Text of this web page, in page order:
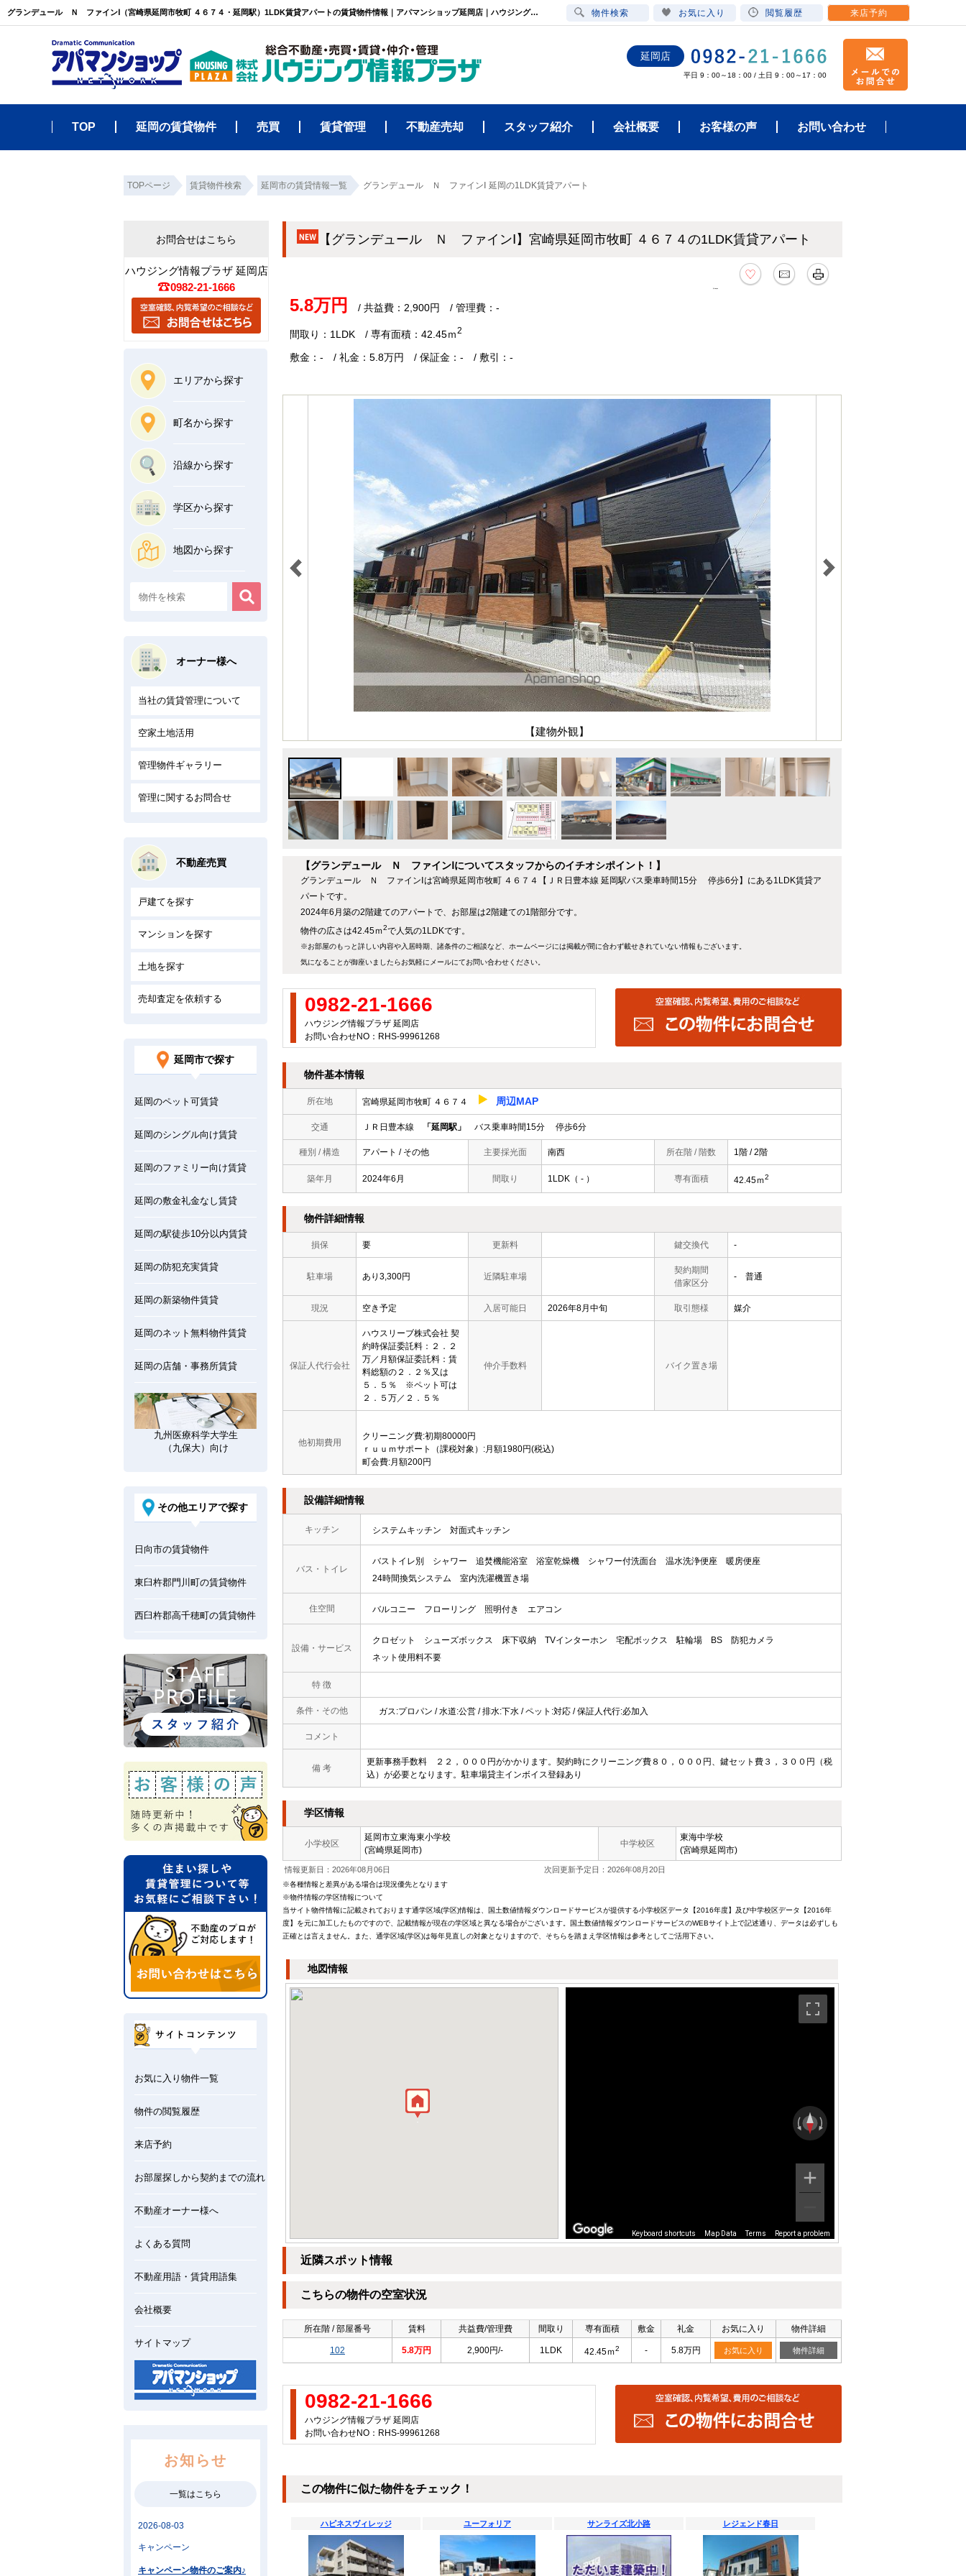
グランデュール Ｎ ファインⅠ（宮崎県延岡市牧町 ４６７４・延岡駅）1LDK賃貸アパートの賃貸物件情報｜アパマンショップ延岡店｜ハウジング情報プラザ
延岡店
平日 9：00～18：00 / 土日 9：00～17：00
TOP 延岡の賃貸物件 売買 賃貸管理 不動産売却 スタッフ紹介 会社概要 お客様の声 お問い合わせ
TOPページ 賃貸物件検索 延岡市の賃貸情報一覧 グランデュール Ｎ ファインⅠ 延岡の1LDK賃貸アパート
【グランデュール Ｎ ファインⅠ】宮崎県延岡市牧町 ４６７４の1LDK賃貸アパート
5.8万円 / 共益費：2,900円 / 管理費：-
間取り：1LDK / 専有面積：42.45ｍ2
敷金：- / 礼金：5.8万円 / 保証金：- / 敷引：-
【建物外観】
【グランデュール Ｎ ファインⅠについてスタッフからのイチオシポイント！】
グランデュール Ｎ ファインⅠは宮崎県延岡市牧町 ４６７４【ＪＲ日豊本線 延岡駅バス乗車時間15分 停歩6分】にある1LDK賃貸ア
パートです。
2024年6月築の2階建てのアパートで、お部屋は2階建ての1階部分です。
物件の広さは42.45ｍ2で人気の1LDKです。
※お部屋のもっと詳しい内容や入居時期、諸条件のご相談など、ホームページには掲載が間に合わず載せきれていない情報もございます。
気になることが御座いましたらお気軽にメールにてお問い合わせください。
0982-21-1666
ハウジング情報プラザ 延岡店
お問い合わせNO：RHS-99961268
物件基本情報
所在地 宮崎県延岡市牧町 ４６７４ 周辺MAP
交通 ＪＲ日豊本線 「延岡駅」 バス乗車時間15分 停歩6分
種別 / 構造 アパート / その他 主要採光面 南西 所在階 / 階数 1階 / 2階
築年月 2024年6月 間取り 1LDK（ - ） 専有面積 42.45ｍ2
物件詳細情報
損保 要 更新料 鍵交換代 -
駐車場 あり3,300円 近隣駐車場
契約期間
借家区分
- 普通
現況 空き予定 入居可能日 2026年8月中旬 取引態様 媒介
保証人代行会社
ハウスリーブ株式会社 契
約時保証委託料：２．２
万／月額保証委託料：賃
料総額の２．２％又は
５．５％ ※ペット可は
２．５万／２．５％
仲介手数料 バイク置き場
他初期費用
クリーニング費:初期80000円
ｒｕｕｍサポート（課税対象）:月額1980円(税込)
町会費:月額200円
設備詳細情報
キッチン システムキッチン 対面式キッチン
バス・トイレ
バストイレ別 シャワー 追焚機能浴室 浴室乾燥機 シャワー付洗面台 温水洗浄便座
暖房便座
24時間換気システム
室内洗濯機置き場
住空間 バルコニー フローリング 照明付き エアコン
設備・サービス
クロゼット シューズボックス 床下収納 TVインターホン 宅配ボックス 駐輪場 BS
防犯カメラ
ネット使用料不要
特 徴
条件・その他 ガス:プロパン / 水道:公営 / 排水:下水 / ペット:対応 / 保証人代行:必加入
コメント
備 考
更新事務手数料 ２２，０００円がかかります。契約時にクリーニング費８０，０００円、鍵セット費３，３００円（税
込）が必要となります。駐車場貸主インボイス登録あり
学区情報
小学校区
延岡市立東海東小学校
(宮崎県延岡市)
中学校区
東海中学校
(宮崎県延岡市)
情報更新日：2026年08月06日 次回更新予定日：2026年08月20日
※各種情報と差異がある場合は現況優先となります
※物件情報の学区情報について
当サイト物件情報に記載されております通学区域(学区)情報は、国土数値情報ダウンロードサービスが提供する小学校区データ【2016年度】及び中学校区データ【2016年
度】を元に加工したものですので、記載情報が現在の学区域と異なる場合がございます。国土数値情報ダウンロードサービスのWEBサイト上で記述通り、データは必ずしも
正確とは言えません。また、通学区域(学区)は毎年見直しの対象となりますので、そちらを踏まえ学区情報は参考としてご活用下さい。
地図情報
Keyboard shortcuts Map Data Terms Report a problem
近隣スポット情報
こちらの物件の空室状況
所在階 / 部屋番号 賃料 共益費/管理費 間取り 専有面積 敷金 礼金 お気に入り 物件詳細
102 5.8万円 2,900円/- 1LDK 42.45ｍ2 - 5.8万円 お気に入り 物件詳細
0982-21-1666
ハウジング情報プラザ 延岡店
お問い合わせNO：RHS-99961268
この物件に似た物件をチェック！
ハピネスヴィレッジ ユーフォリア サンライズ北小路 レジェンド春日
お問合せはこちら
ハウジング情報プラザ 延岡店
0982-21-1666
エリアから探す
町名から探す
沿線から探す
学区から探す
地図から探す
オーナー様へ
当社の賃貸管理について
空家土地活用
管理物件ギャラリー
管理に関するお問合せ
不動産売買
戸建てを探す
マンションを探す
土地を探す
売却査定を依頼する
延岡市で探す
延岡のペット可賃貸
延岡のシングル向け賃貸
延岡のファミリー向け賃貸
延岡の敷金礼金なし賃貸
延岡の駅徒歩10分以内賃貸
延岡の防犯充実賃貸
延岡の新築物件賃貸
延岡のネット無料物件賃貸
延岡の店舗・事務所賃貸
九州医療科学大学生
（九保大）向け
その他エリアで探す
日向市の賃貸物件
東臼杵郡門川町の賃貸物件
西臼杵郡高千穂町の賃貸物件
お気に入り物件一覧
物件の閲覧履歴
来店予約
お部屋探しから契約までの流れ
不動産オーナー様へ
よくある質問
不動産用語・賃貸用語集
会社概要
サイトマップ
お知らせ
一覧はこちら
物件検索 お気に入り 閲覧履歴 来店予約